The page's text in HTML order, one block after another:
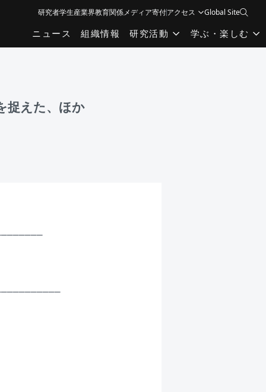
ニュース 組織情報 研究活動 学ぶ・楽しむ
研究者学生産業界教育関係メディア寄付アクセス Global Site
捉えた、ほか